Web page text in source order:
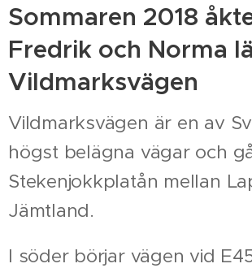
Sommaren 2018
Fredrik och Norma
Vildmarksvägen
Vildmarksvägen är en av
högst belägna vägar och
Stekenjokkplatån mellan
Jämtland.
I söder börjar vägen vid